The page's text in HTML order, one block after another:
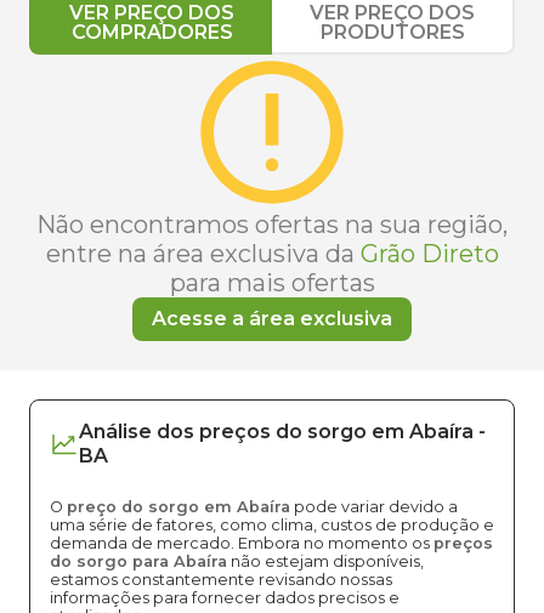
VER PREÇO DOS
COMPRADORES
VER PREÇO DOS
PRODUTORES
Não encontramos ofertas na sua região,
entre na área exclusiva da Grão Direto
para mais ofertas
Acesse a área exclusiva
Análise dos preços do sorgo em Abaíra -
BA
O preço do sorgo em Abaíra pode variar devido a
uma série de fatores, como clima, custos de produção e
demanda de mercado. Embora no momento os preços
do sorgo para Abaíra não estejam disponíveis,
estamos constantemente revisando nossas
informações para fornecer dados precisos e